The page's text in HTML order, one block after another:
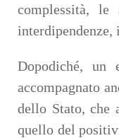
complessità,
Dopodiché, un
accompagnato
dello Stato, che
quello del